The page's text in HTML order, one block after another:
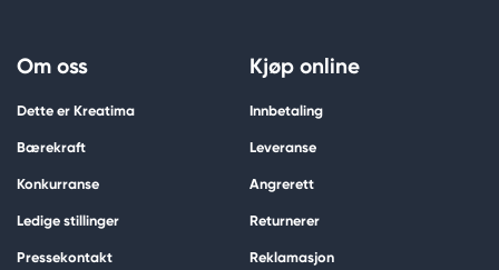
Om oss
Dette er Kreatima
Bærekraft
Konkurranse
Ledige stillinger
Pressekontakt
Kjøp online
Innbetaling
Leveranse
Angrerett
Returnerer
Reklamasjon